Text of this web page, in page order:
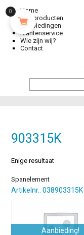
Home
Alle producten
Aanbiedingen
Klantenservice
Wie zijn wij?
Contact
903315K
Enige resultaat
Spanelement
Artikelnr.: 038903315K
Aanbieding!
0